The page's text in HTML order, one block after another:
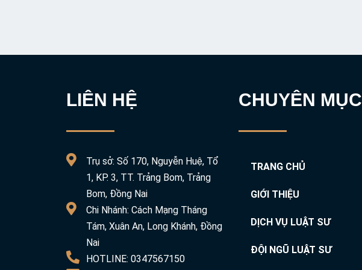
LIÊN HỆ
Trụ sở: Số 170, Nguyễn Huệ, Tổ
1, KP. 3, TT. Trảng Bom, Trảng
Bom, Đồng Nai
Chi Nhánh: Cách Mạng Tháng
Tám, Xuân An, Long Khánh, Đồng
Nai
HOTLINE: 0347567150
CHUYÊN MỤC
TRANG CHỦ
GIỚI THIỆU
DỊCH VỤ LUẬT SƯ
ĐỘI NGŨ LUẬT SƯ